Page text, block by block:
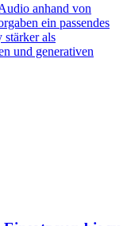
anhand von
ein passendes
als
und generativen